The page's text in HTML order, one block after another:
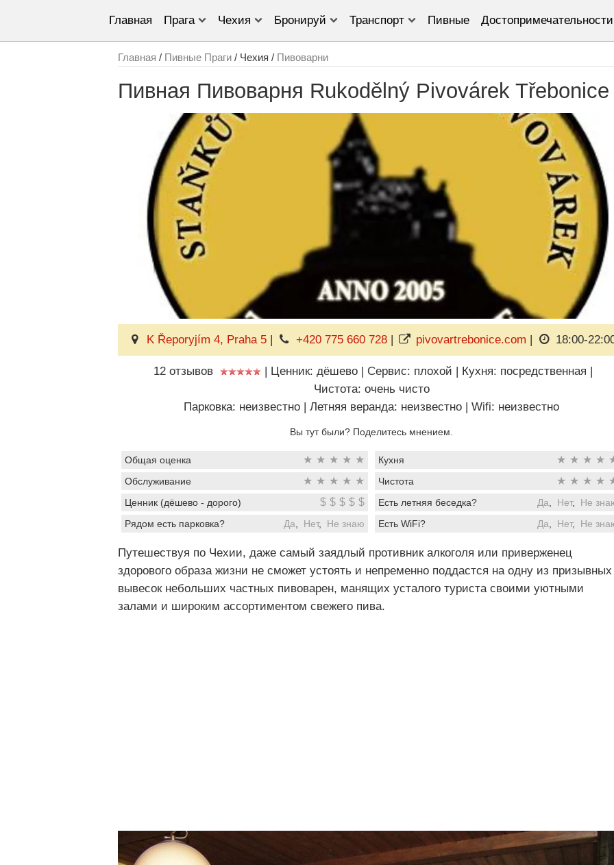
Главная Прага Чехия Бронируй Транспорт Пивные Достопримечательности
Главная / Пивные Праги / Чехия / Пивоварни
Пивная Пивоварня Rukodělný Pivovárek Třebonice
K Řeporyjím 4, Praha 5| +420 775 660 728| pivovartrebonice.com | 18:00-
12 отзывов | Ценник: дёшево | Сервис: плохой | Кухня: посредственная |
Чистота: очень чисто
Парковка: неизвестно | Летняя веранда: неизвестно | Wifi: неизвестно
Вы тут были? Поделитесь мнением.
Общая оценка ★ ★ ★ ★ ★ Кухня ★ ★ ★ ★
Обслуживание ★ ★ ★ ★ ★ Чистота ★ ★ ★ ★
Ценник (дёшево - дорого) $ $ $ $ $ Есть летняя беседка? Да Нет, Не
Рядом есть парковка?
Да Нет, Не знаю Есть WiFi? Да Нет, Не
Путешествуя по Чехии, даже самый заядлый противник алкоголя или приверженец
здорового образа жизни не сможет устоять и непременно поддастся на одну из призывных
вывесок небольших частных пивоварен, манящих усталого туриста своими уютными
залами и широким ассортиментом свежего пива.